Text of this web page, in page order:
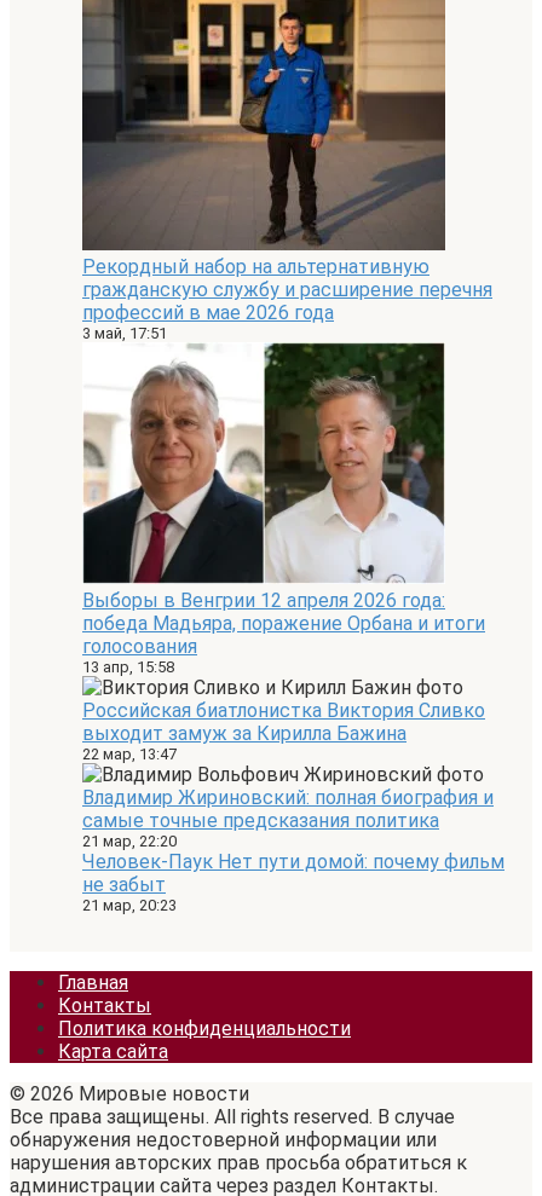
Рекордный набор на альтернативную
гражданскую службу и расширение перечня
профессий в мае 2026 года
3 май, 17:51
Выборы в Венгрии 12 апреля 2026 года:
победа Мадьяра, поражение Орбана и итоги
голосования
13 апр, 15:58
Российская биатлонистка Виктория Сливко
выходит замуж за Кирилла Бажина
22 мар, 13:47
Владимир Жириновский: полная биография и
самые точные предсказания политика
21 мар, 22:20
Человек-Паук Нет пути домой: почему фильм
не забыт
21 мар, 20:23
Главная
Контакты
Политика конфиденциальности
Карта сайта
© 2026 Мировые новости
Все права защищены. All rights reserved. В случае
обнаружения недостоверной информации или
нарушения авторских прав просьба обратиться к
администрации сайта через раздел Контакты.